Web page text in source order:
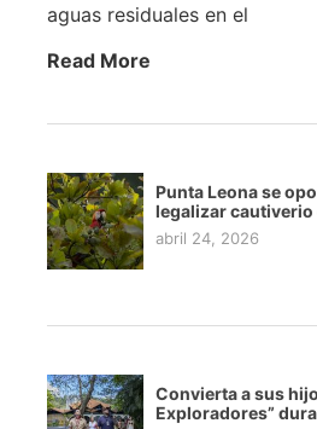
aguas residuales en el
Read More
Punta Leona se
legalizar cautiverio
abril 24, 2026
Convierta a sus
Exploradores”